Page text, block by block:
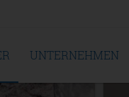
UNTERNEHMEN